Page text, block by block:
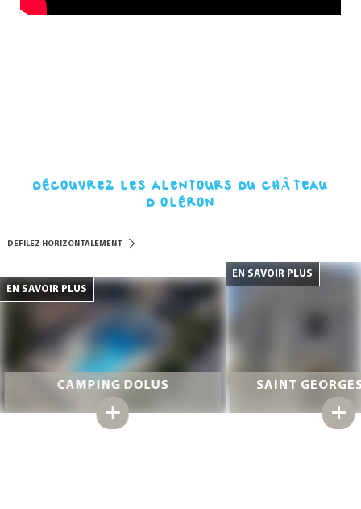
DÉCOUVREZ LES ALENTOURS DU CHÂTEAU
D'OLÉRON
DÉFILEZ HORIZONTALEMENT
CAMPING DOLUS SAINT